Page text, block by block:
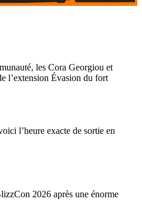
les Cora Georgiou et
l’extension Évasion du fort
l’heure exacte de sortie en
2026 après une énorme